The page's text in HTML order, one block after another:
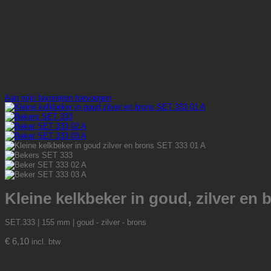
Aan mijn favorieten toevoegen
Kleine kelkbeker in goud, zilver en
SET.333 | 155 mm | goud - zilver - brons
€ 6,10 incl. btw